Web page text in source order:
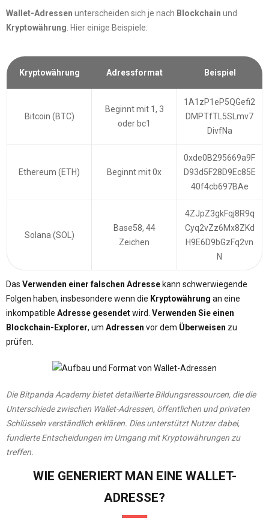
Wallet-Adressen unterscheiden sich je nach Blockchain und
Kryptowährung . Hier einige Beispiele:
Kryptowährung Adressformat Beispiel
Bitcoin (BTC)
Beginnt mit 1, 3
oder bc1
1A1zP1eP5QGefi2
DMPTfTL5SLmv7
DivfNa
Ethereum (ETH) Beginnt mit 0x
0xde0B295669a9F
D93d5F28D9Ec85E
40f4cb697BAe
Solana (SOL)
Base58, 44
Zeichen
4ZJpZ3gkFqj8R9q
Cyq2vZz6Mx8ZKd
H9E6D9bGzFq2vn
N
Das Verwenden einer falschen Adressekann schwerwiegende
Folgen haben, insbesondere wenn die Kryptowährung an eine
inkompatible Adresse gesendetwird. Verwenden Sie einen
Blockchain-Explorer, um Adressen vor dem Überweisen zu
prüfen.
Die Bitpanda Academy bietet detaillierte Bildungsressourcen, die die
Unterschiede zwischen Wallet-Adressen, öffentlichen und privaten
Schlüsseln verständlich erklären. Dies unterstützt Nutzer dabei,
fundierte Entscheidungen im Umgang mit Kryptowährungen zu
treffen.
WIE GENERIERT MAN EINE WALLET-
ADRESSE?